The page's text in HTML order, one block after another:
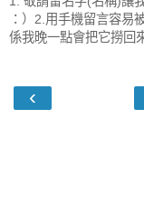
：）2.用手機留言容易
係我晚一點會把它撈回
‹